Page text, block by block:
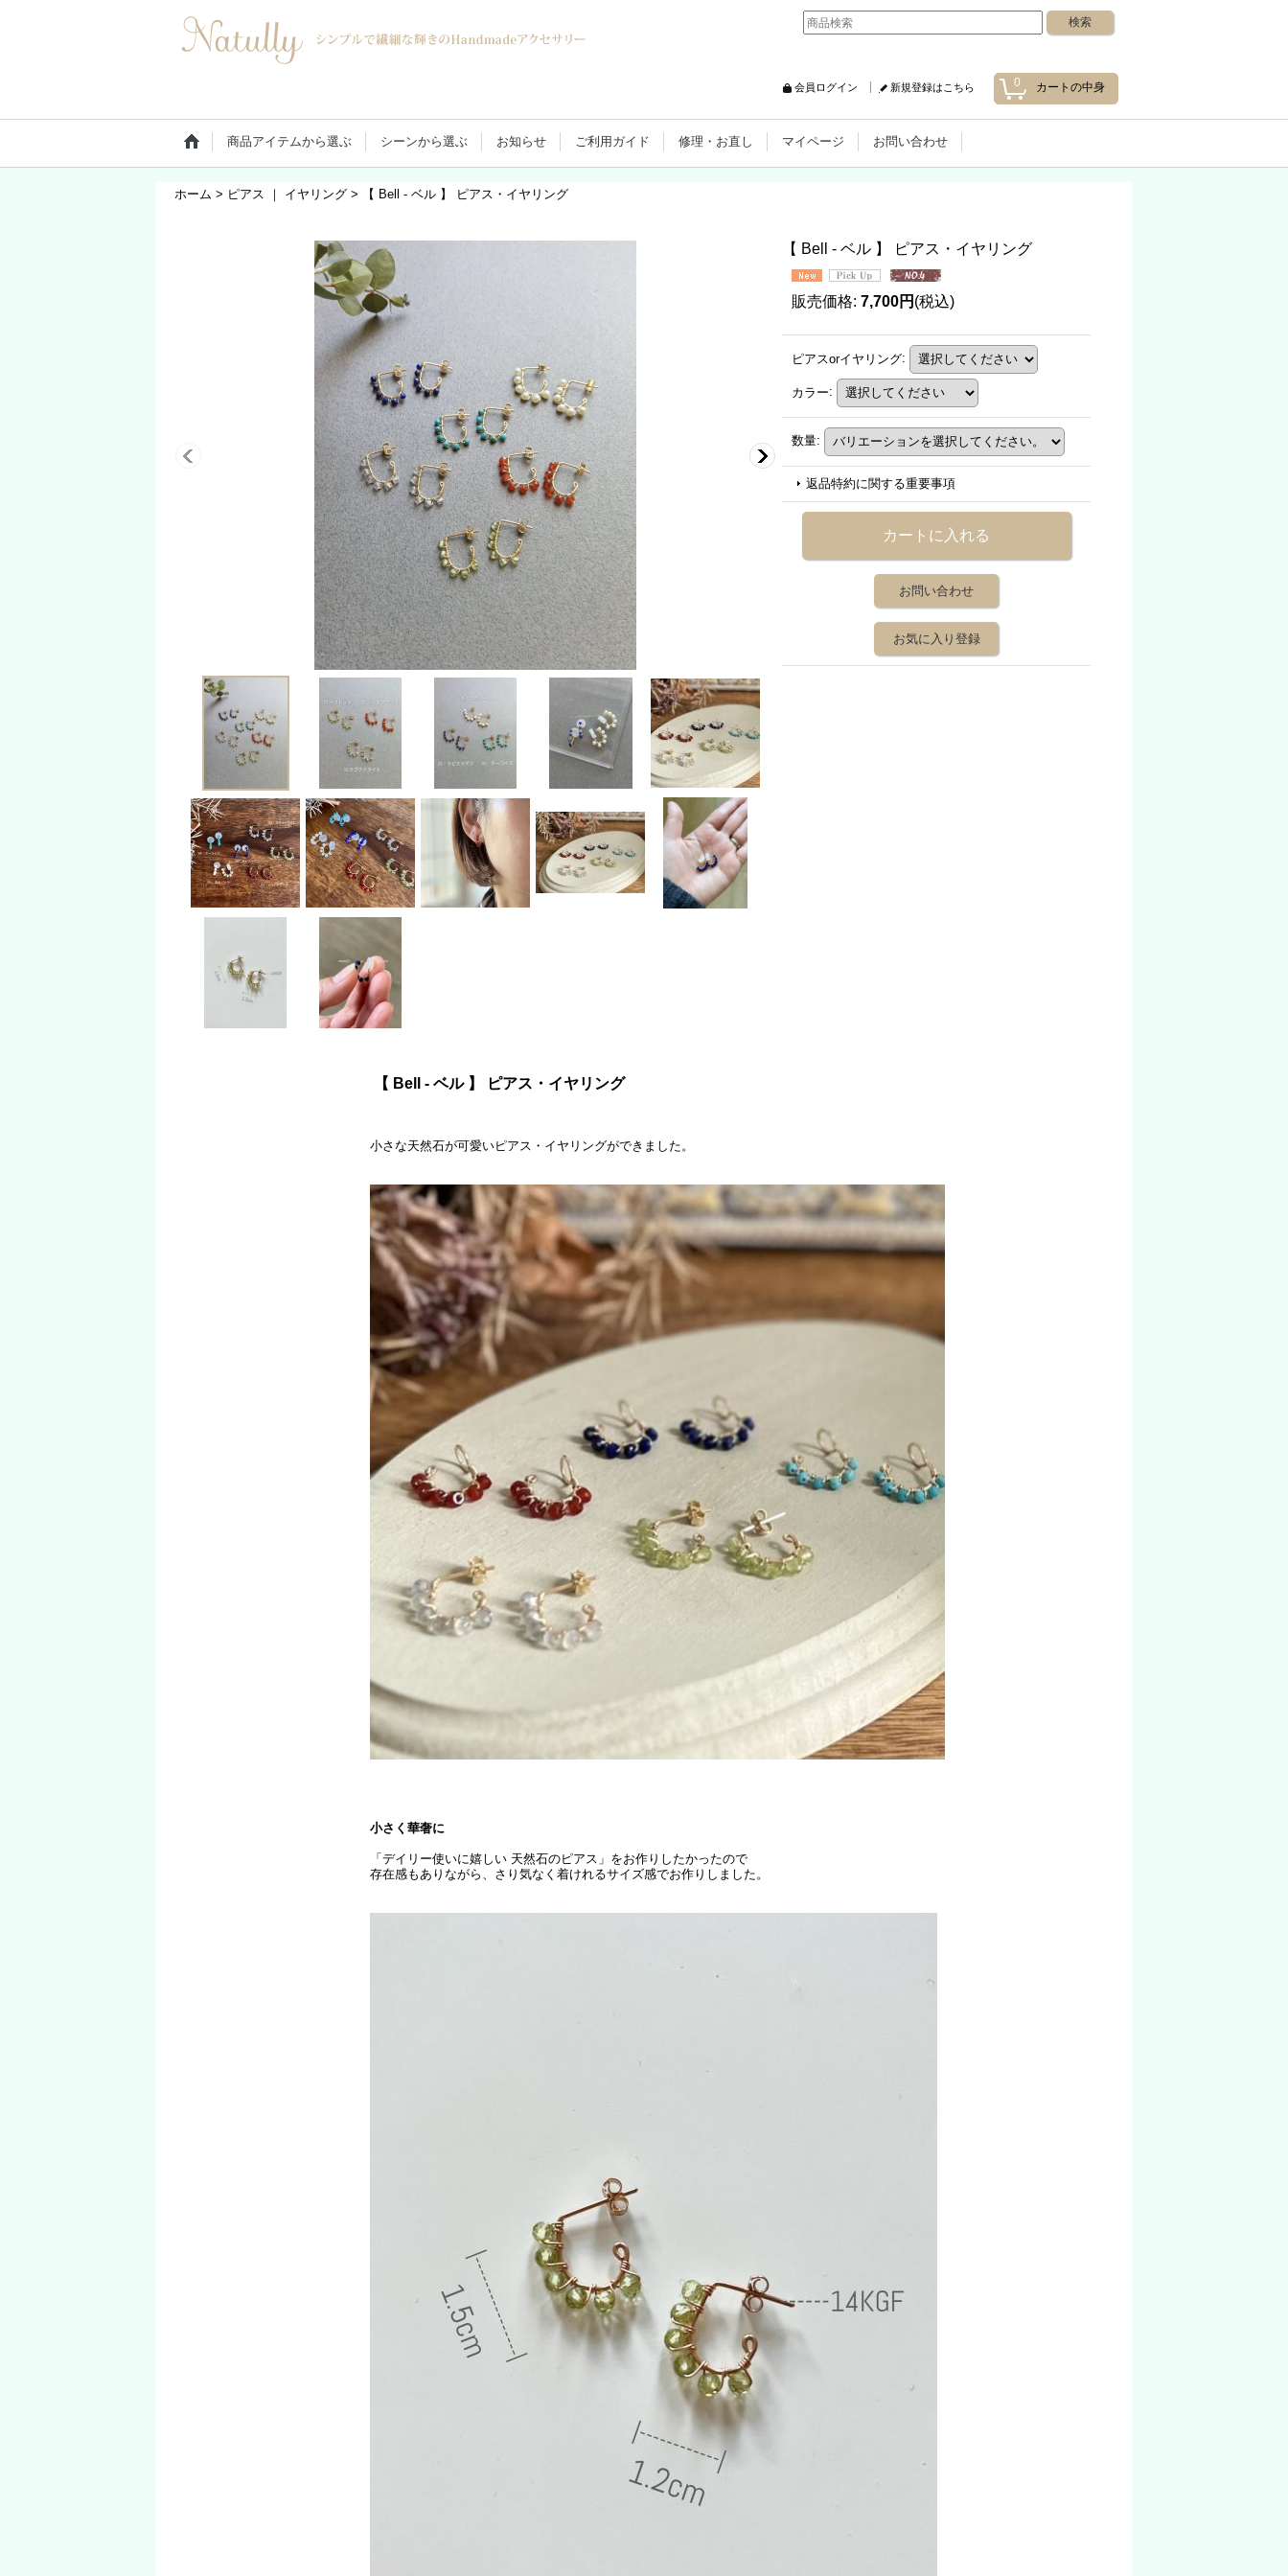
0 カートの中身
会員ログイン 新規登録はこちら
商品アイテムから選ぶ シーンから選ぶ お知らせ ご利用ガイド 修理・お直し マイページ お問い合わせ
ホーム > ピアス ｜ イヤリング > 【 Bell - ベル 】 ピアス・イヤリング
【 Bell - ベル 】 ピアス・イヤリング
販売価格: 7,700円 (税込)
ピアスorイヤリング:
カラー:
数量:
返品特約に関する重要事項
お問い合わせ
お気に入り登録
【 Bell - ベル 】 ピアス・イヤリング
小さな天然石が可愛いピアス・イヤリングができました。
小さく華奢に
「デイリー使いに嬉しい 天然石のピアス」をお作りしたかったので
存在感もありながら、さり気なく着けれるサイズ感でお作りしました。